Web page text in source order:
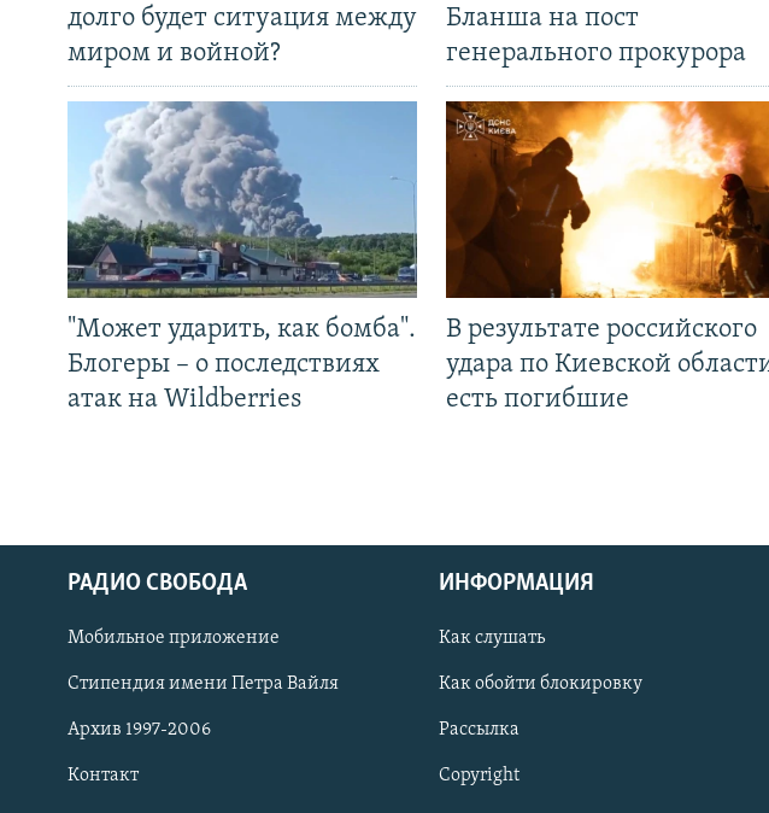
СОЦИАЛЬНЫЕ СЕТИ
долго будет ситуация между
миром и войной?
"Может ударить, как бомба".
Блогеры – о последствиях
атак на Wildberries
Бланша на пост
генерального прокурора
В результате российского
удара по Киевской
есть погибшие
РАДИО СВОБОДА
Мобильное приложение
Стипендия имени Петра Вайля
Архив 1997-2006
Контакт
ИНФОРМАЦИЯ
Как слушать
Как обойти блокировку
Рассылка
Copyright